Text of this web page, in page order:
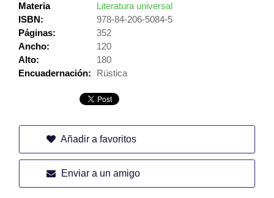
Materia
Literatura universal
ISBN:
978-84-206-5084-5
Páginas:
352
Ancho:
120
Alto:
180
Encuadernación:
Rústica
Añadir a favoritos
Enviar a un amigo